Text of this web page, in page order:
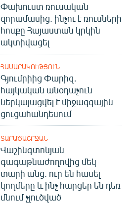
Փախուստ ռուսական
զորամասից. ինչու է ռուսների
հոսքը Հայաստան կրկին
ակտիվացել
ՀԱՍԱՐԱԿՈՒԹՅՈՒՆ
Գյումրիից Փարիզ․
հայկական անօդաչուն
ներկայացվել է միջազգային
ցուցահանդեսում
ՏԱՐԱԾԱՇՐՋԱՆ
Վաշինգտոնյան
գագաթնաժողովից մեկ
տարի անց. ուր են հասել
կողմերը և ինչ հարցեր են դեռ
մնում չլուծված